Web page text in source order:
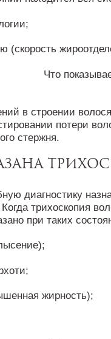
(скорость
в строении
потери
стержня.
диагностику
трихоскопия
при таких
жирность);